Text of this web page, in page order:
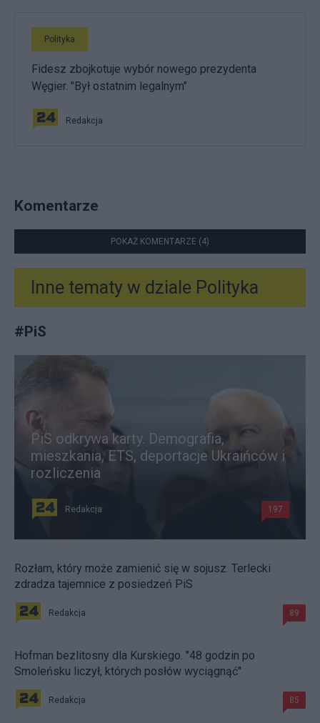
Polityka
Fidesz zbojkotuje wybór nowego prezydenta
Węgier. "Był ostatnim legalnym"
Redakcja
Komentarze
POKAŻ KOMENTARZE (4)
Inne tematy w dziale Polityka
#PiS
PiS odkrywa karty. Demografia,
mieszkania, ETS, deportacje Ukraińców i
rozliczenia
Redakcja 197
Rozłam, który może zamienić się w sojusz. Terlecki
zdradza tajemnice z posiedzeń PiS
Redakcja 89
Hofman bezlitosny dla Kurskiego. "48 godzin po
Smoleńsku liczył, których posłów wyciągnąć"
Redakcja 85